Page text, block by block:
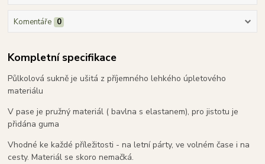
Komentáře 0
Kompletní specifikace
Půlkolová sukně je ušitá z příjemného lehkého úpletového
materiálu
V pase je pružný materiál ( bavlna s elastanem), pro jistotu je
přidána guma
Vhodné ke každé příležitosti - na letní párty, ve volném čase i na
cesty. Materiál se skoro nemačká.